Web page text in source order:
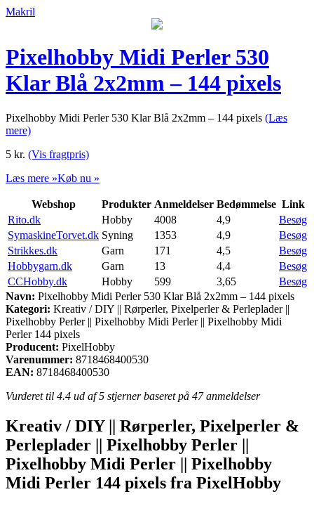
Makril
Pixelhobby Midi Perler 530
Klar Blå 2x2mm – 144 pixels
Pixelhobby Midi Perler 530 Klar Blå 2x2mm – 144 pixels (Læs
mere)
5 kr. (Vis fragtpris)
Læs mere »Køb nu »
Webshop Produkter Anmeldelser Bedømmelse Link
Rito.dk
Hobby 4008 4,9
Besøg
SymaskineTorvet.dk Syning 1353 4,9
Besøg
Strikkes.dk
Garn 171 4,5
Besøg
Hobbygarn.dk
Garn 13 4,4
Besøg
CCHobby.dk
Hobby 599 3,65
Besøg
Navn: Pixelhobby Midi Perler 530 Klar Blå 2x2mm – 144 pixels
Kategori: Kreativ / DIY || Rørperler, Pixelperler & Perleplader ||
Pixelhobby Perler || Pixelhobby Midi Perler || Pixelhobby Midi
Perler 144 pixels
Producent: PixelHobby
Varenummer: 8718468400530
EAN: 8718468400530
Vurderet til 4.4 ud af 5 stjerner baseret på 47anmeldelser
Kreativ / DIY || Rørperler, Pixelperler &
Perleplader || Pixelhobby Perler ||
Pixelhobby Midi Perler || Pixelhobby
Midi Perler 144 pixels fra PixelHobby